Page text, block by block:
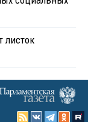
листок